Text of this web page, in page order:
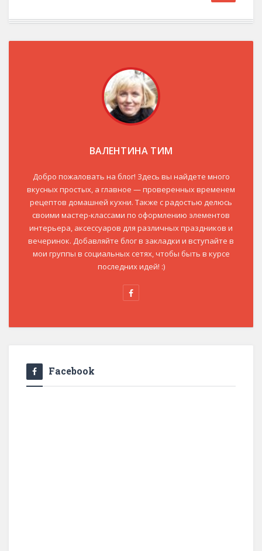
ВАЛЕНТИНА ТИМ
Добро пожаловать на блог! Здесь вы найдете много
вкусных простых, а главное — проверенных временем
рецептов домашней кухни. Также с радостью делюсь
своими мастер-классами по оформлению элементов
интерьера, аксессуаров для различных праздников и
вечеринок. Добавляйте блог в закладки и вступайте в
мои группы в социальных сетях, чтобы быть в курсе
последних идей! :)
Facebook